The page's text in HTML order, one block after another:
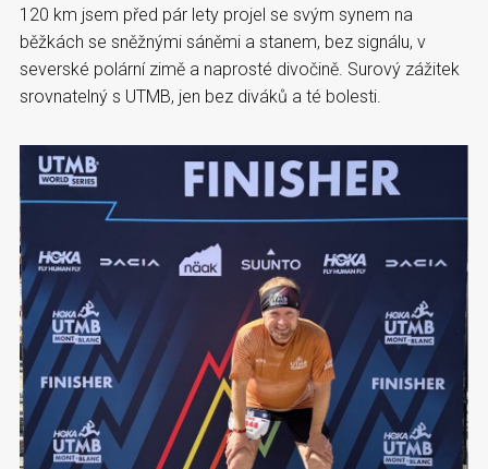
120 km jsem před pár lety projel se svým synem na
běžkách se sněžnými sáněmi a stanem, bez signálu, v
severské polární zimě a naprosté divočině. Surový zážitek
srovnatelný s UTMB, jen bez diváků a té bolesti.